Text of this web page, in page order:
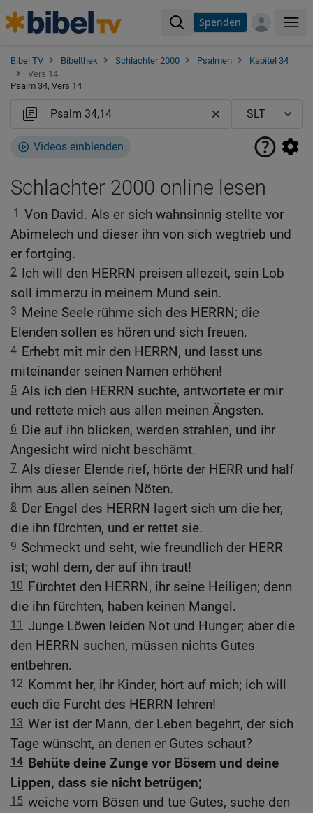
Spenden
Bibel TV Bibelthek Schlachter 2000 Psalmen
Kapitel 34
Vers 14
Psalm 34, Vers 14
Videos einblenden
Schlachter 2000 online lesen
1 Von David. Als er sich wahnsinnig stellte vor
Abimelech und dieser ihn von sich wegtrieb und
er fortging.
2 Ich will den HERRN preisen allezeit, sein Lob
soll immerzu in meinem Mund sein.
3 Meine Seele rühme sich des HERRN; die
Elenden sollen es hören und sich freuen.
4 Erhebt mit mir den HERRN, und lasst uns
miteinander seinen Namen erhöhen!
5 Als ich den HERRN suchte, antwortete er mir
und rettete mich aus allen meinen Ängsten.
6 Die auf ihn blicken, werden strahlen, und ihr
Angesicht wird nicht beschämt.
7 Als dieser Elende rief, hörte der HERR und half
ihm aus allen seinen Nöten.
8 Der Engel des HERRN lagert sich um die her,
die ihn fürchten, und er rettet sie.
9 Schmeckt und seht, wie freundlich der HERR
ist; wohl dem, der auf ihn traut!
10 Fürchtet den HERRN, ihr seine Heiligen; denn
die ihn fürchten, haben keinen Mangel.
11 Junge Löwen leiden Not und Hunger; aber die
den HERRN suchen, müssen nichts Gutes
entbehren.
12 Kommt her, ihr Kinder, hört auf mich; ich will
euch die Furcht des HERRN lehren!
13 Wer ist der Mann, der Leben begehrt, der sich
Tage wünscht, an denen er Gutes schaut?
14 Behüte deine Zunge vor Bösem und deine
Lippen, dass sie nicht betrügen;
15 weiche vom Bösen und tue Gutes, suche den